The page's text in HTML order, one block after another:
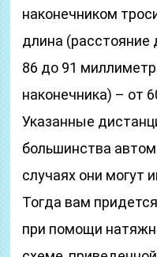
наконечником
длина (расстояние
86 до 91
наконечника) – от
Указанные
большинства
случаях они могут
Тогда вам
при помощи